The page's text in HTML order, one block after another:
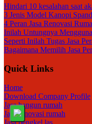
Hindari 10 kesalahan saat
3 Jenis Model Kanopi
4 Peran Jasa Renovasi
Inilah Untungnya
Seperti Inilah Tugas Jasa
Bagaimana Memilih Jasa
Quick Links
Home
Download Company Profile
Jasa bangun rumah
Jasa renovasi rumah
Jasa bengkel las